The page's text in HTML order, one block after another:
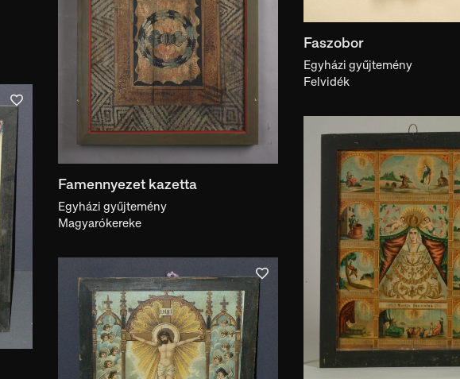
Dokumentumtípus
dokumentumtípus
Kiállításban Irodalmi hivatkozással Feliratos Megtalálható a
Faszobor
Egyházi gyűjtemény
Felvidék
Famennyezet kazetta
Egyházi gyűjtemény
Magyarókereke